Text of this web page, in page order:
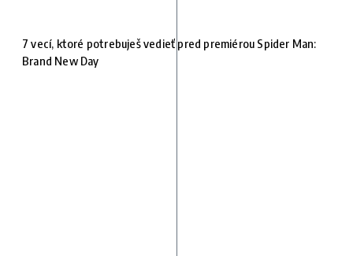
7 vecí, ktoré potrebuješ vedieť pred premiérou Spider Man:
Brand New Day